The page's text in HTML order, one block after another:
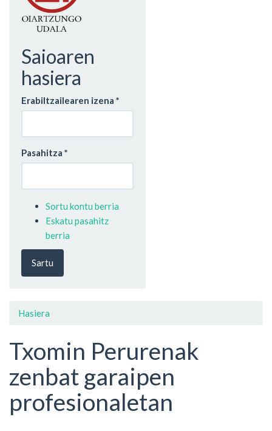
Saioaren
hasiera
Erabiltzailearen izena *
Pasahitza *
Sortu kontu berria
Eskatu pasahitz
berria
Sartu
Hasiera
Txomin Perurenak
zenbat garaipen
profesionaletan